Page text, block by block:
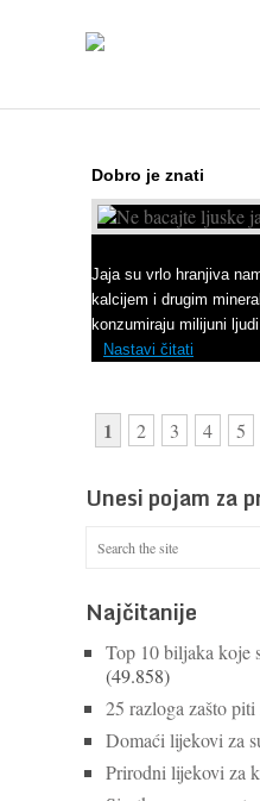
Dobro je znati
Jaja su vrlo hranjiva
kalcijem i drugim
konzumiraju milijuni
Nastavi čitati
1 2 3 4 5
Unesi pojam za
Najčitanije
Top 10 biljaka koje
(49.858)
25 razloga zašto
Domaći lijekovi za
Prirodni lijekovi za